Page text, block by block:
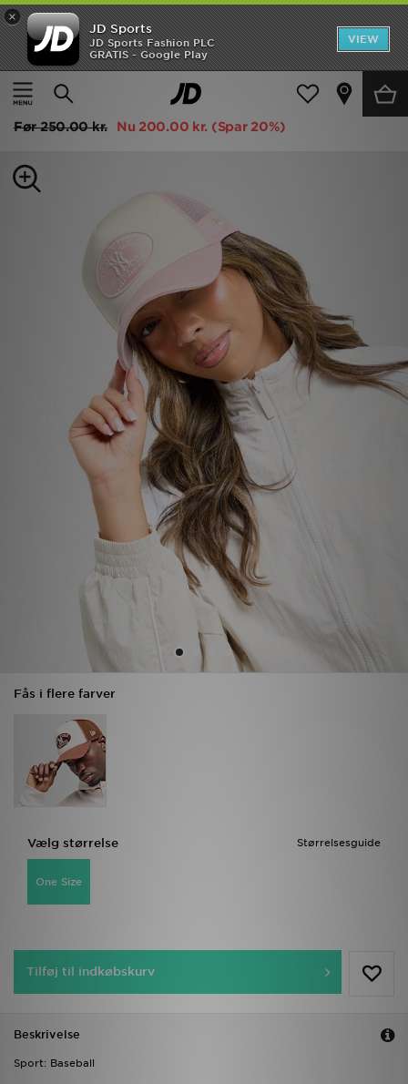
×
JD Sports
JD Sports Fashion PLC
GRATIS - Google Play
VIEW
Hjem
Damer Dametilbehør Caps
New Era MLB New York Yankees Oval Trucker Cap
Før250.00 kr. Nu 200.00 kr. (Spar 20%)
Fås i flere farver
Størrelsesguide
Vælg størrelse
One Size
Tilføj til indkøbskurv
Beskrivelse
Sport: Baseball
Hjem
Udsalg
Damer
Download JD app'en
Mine beskeder
Hjælp & information